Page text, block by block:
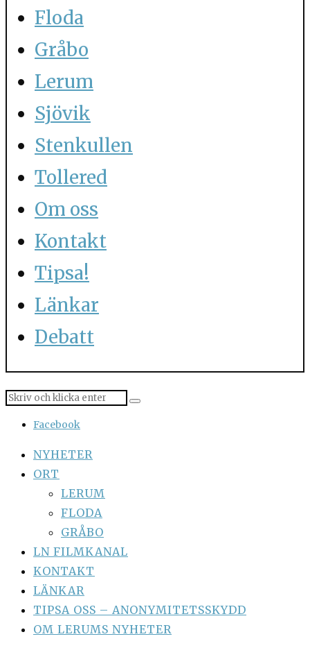
Floda
Gråbo
Lerum
Sjövik
Stenkullen
Tollered
Om oss
Kontakt
Tipsa!
Länkar
Debatt
Facebook
NYHETER
ORT
LERUM
FLODA
GRÅBO
LN FILMKANAL
KONTAKT
LÄNKAR
TIPSA OSS – ANONYMITETSSKYDD
OM LERUMS NYHETER